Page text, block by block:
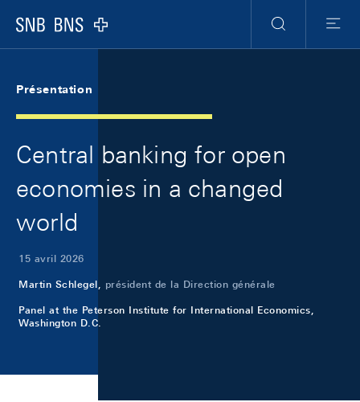
Logo
RechercheMenu
Présentation
Central banking for open
economies in a changed
world
15 avril 2026
Martin Schlegel, président de la Direction générale
Panel at the Peterson Institute for International Economics,
Washington D.C.